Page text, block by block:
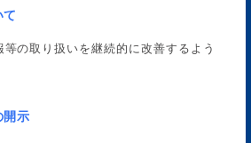
の取り扱いを継続的に改善するよう
示